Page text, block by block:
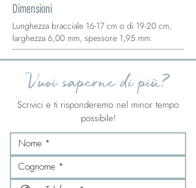
Dimensioni
Lunghezza bracciale 16-17 cm o di 19-20 cm,
larghezza 6,00 mm, spessore 1,95 mm.
Vuoi saperne di più?
Scrivici e ti risponderemo nel minor tempo
possibile!